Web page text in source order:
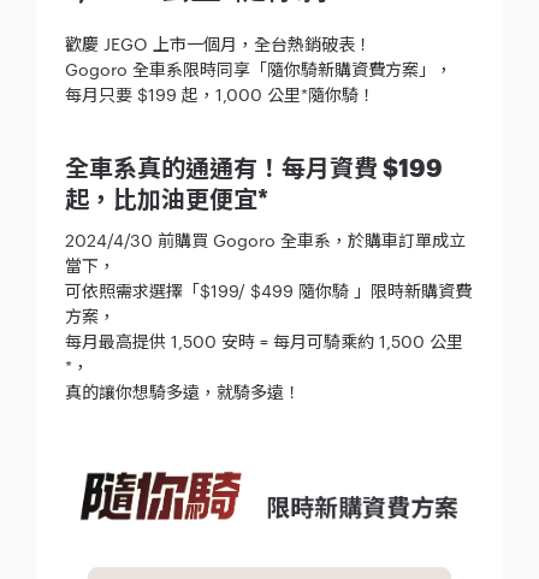
歡慶 JEGO 上市一個月，全台熱銷破表！
Gogoro 全車系限時同享「隨你騎新購資費方案」，
每月只要 $199 起，1,000 公里*隨你騎！
全車系真的通通有！每月資費 $199
起，比加油更便宜*
2024/4/30 前購買 Gogoro 全車系，於購車訂單成立
當下，
可依照需求選擇「$199/ $499 隨你騎 」限時新購資費
方案，
每月最高提供 1,500 安時 = 每月可騎乘約 1,500 公里
*，
真的讓你想騎多遠，就騎多遠！